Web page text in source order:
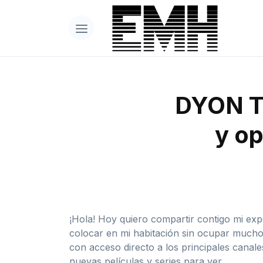
DYON
y
¡Hola! Hoy quiero compartir contigo mi
colocar en mi habitación sin ocupar
con acceso directo a los principales